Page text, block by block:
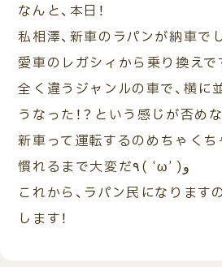
なんと、本日！
私相澤、新車のラパンが納車で
愛車のレガシィから乗り換えで
全く違うジャンルの車で、横に
うなった！？という感じが否め
新車って運転するのめちゃく
慣れるまで大変だ٩( ‘ω’ )و
これから、ラパン民になります
します！